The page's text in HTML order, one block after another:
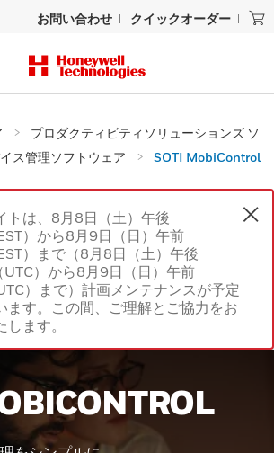
お問い合わせ クイックオーダー
プロダクティビティソリューションズ ソ
ス管理ソフトウェア SOTI MobiControl
トは、8月8日（土）午後
）から8月9日（日）午前
）まで（8月8日（土）午後
）から8月9日（日）午前
）まで）計画メンテナンスが予定
ます。この間、ご理解とご協力をお
します。